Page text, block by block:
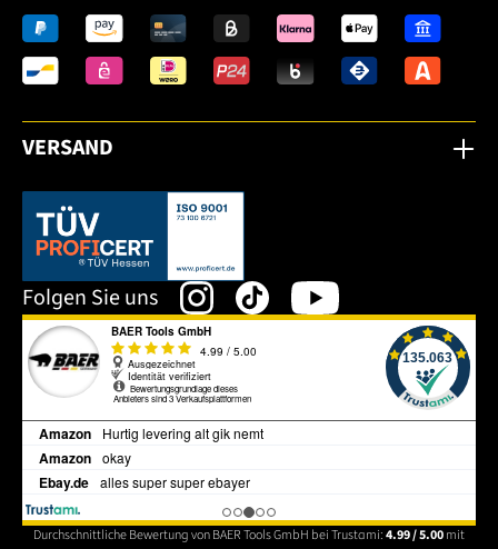
VERSAND
Dieser Link öffnet sich in einem neuen Tab.
Folgen Sie uns
Durchschnittliche Bewertung von BAER Tools GmbH bei Trustami:4.99 / 5.00mit